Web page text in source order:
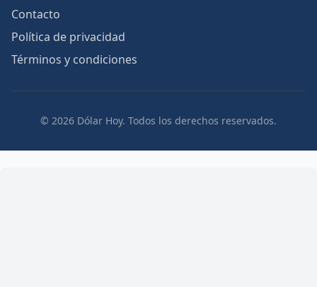
Contacto
Política de privacidad
Términos y condiciones
© 2026 Dólar Hoy. Todos los derechos reservados.